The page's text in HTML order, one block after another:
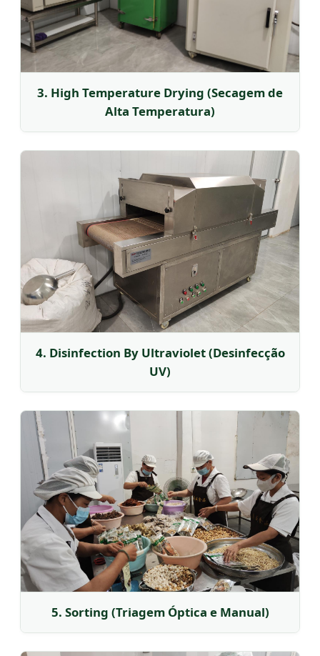
3. High Temperature Drying (Secagem de
Alta Temperatura)
4. Disinfection By Ultraviolet (Desinfecção
UV)
5. Sorting (Triagem Óptica e Manual)